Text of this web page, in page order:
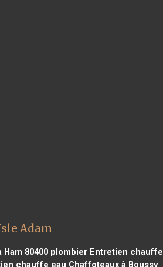
Adam
80400 plombier Entretien chauffe
chauffe eau Chaffoteaux à Boussy